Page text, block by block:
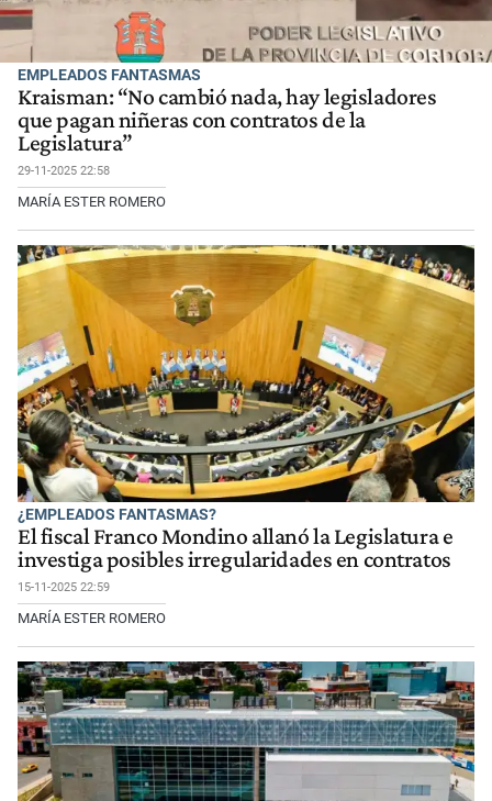
EMPLEADOS FANTASMAS
Kraisman: “No cambió nada, hay legisladores
que pagan niñeras con contratos de la
Legislatura”
29-11-2025 22:58
MARÍA ESTER ROMERO
¿EMPLEADOS FANTASMAS?
El fiscal Franco Mondino allanó la Legislatura e
investiga posibles irregularidades en contratos
15-11-2025 22:59
MARÍA ESTER ROMERO